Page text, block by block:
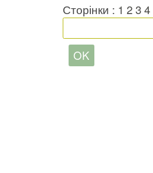
Сторінки : 1 2 3 4